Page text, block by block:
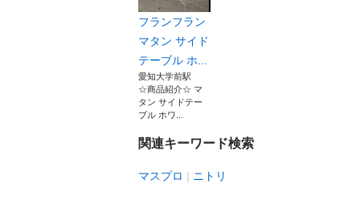
フランフラン
マタン サイド
テーブル ホ...
愛知大学前駅
☆商品紹介☆ マ
タン サイドテー
ブル ホワ...
関連キーワード検索
マスプロ ニトリ